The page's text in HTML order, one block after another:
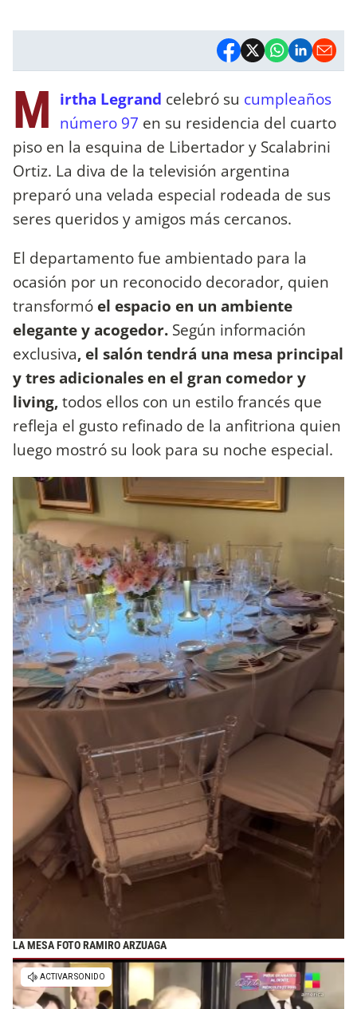
M irtha Legrand celebró su cumpleaños
número 97 en su residencia del cuarto
piso en la esquina de Libertador y Scalabrini
Ortiz. La diva de la televisión argentina
preparó una velada especial rodeada de sus
seres queridos y amigos más cercanos.
El departamento fue ambientado para la
ocasión por un reconocido decorador, quien
transformó el espacio en un ambiente
elegante y acogedor. Según información
exclusiva, el salón tendrá una mesa principal
y tres adicionales en el gran comedor y
living,todos ellos con un estilo francés que
refleja el gusto refinado de la anfitriona quien
luego mostró su look para su noche especial.
LA MESA FOTO RAMIRO ARZUAGA